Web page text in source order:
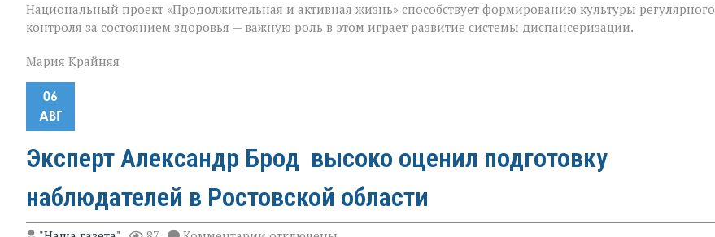
Национальный проект «Продолжительная и активная жизнь» способствует формированию культуры регулярного
контроля за состоянием здоровья — важную роль в этом играет развитие системы диспансеризации.
Мария Крайняя
06
АВГ
Эксперт Александр Брод высоко оценил подготовку
наблюдателей в Ростовской области